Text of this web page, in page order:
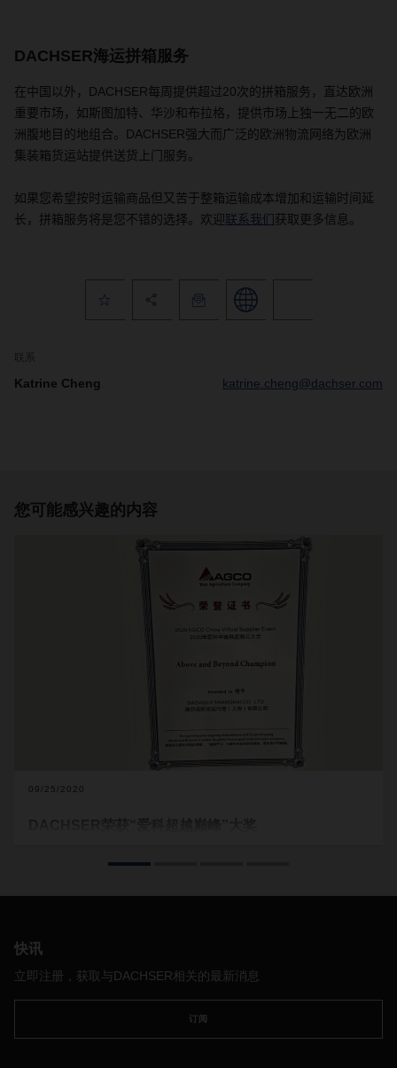
DACHSER海运拼箱服务
在中国以外， DACHSER每周提供超过20次的拼箱服务，直达欧洲
重要市场，如斯图加特、华沙和布拉格 ， 提供市场上独一无二的欧
洲腹地目的地组合。 DACHSER强大而广泛的欧洲物流网络为欧洲
集装箱货运站提供送货上门服务。
如果您希望按时运输商品但又苦于整箱运输成本增加和运输时间延
长，拼箱服务将是您不错的选择。 欢迎 联系我们获取更多信息 。
Katrine Cheng katrine.cheng@dachser.com
您可能感兴趣的内容
09/25/2020
快讯
立即注册，获取与DACHSER相关的最新消息
订阅